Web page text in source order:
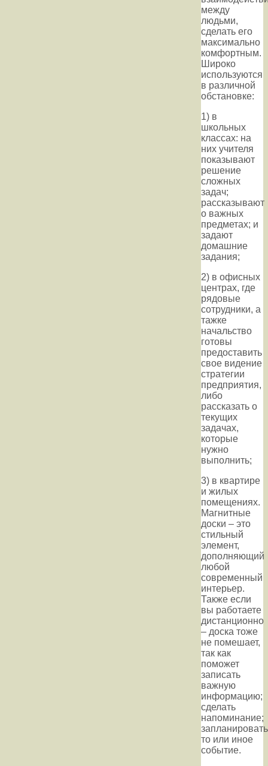
между
людьми,
сделать его
максимально
комфортным.
Широко
используются
в различной
обстановке:
1) в
школьных
классах: на
них учителя
показывают
решение
сложных
задач;
рассказывают
о важных
предметах; и
задают
домашние
задания;
2) в офисных
центрах, где
рядовые
сотрудники, а
тажке
начальство
готовы
предоставить
свое видение
стратегии
предприятия,
либо
рассказать о
текущих
задачах,
которые
нужно
выполнить;
3) в квартире
и жилых
помещениях.
Магнитные
доски – это
стильный
элемент,
дополняющий
любой
современный
интерьер.
Также если
вы работаете
дистанционно
– доска тоже
не помешает,
так как
поможет
записать
важную
информацию;
сделать
напоминание;
запланировать
то или иное
событие.